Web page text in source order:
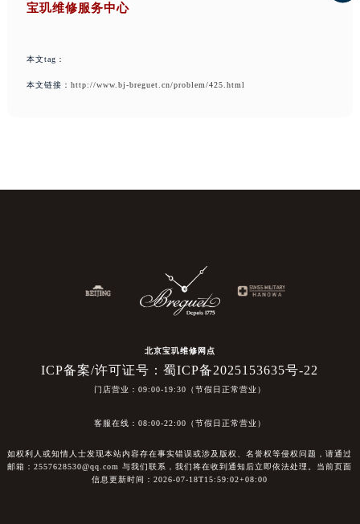
宝玑维修服务中心
本文tag：
本文链接： http://www.bj-breguet.cn/problem/425.html
北京宝玑维修网点
ICP备案/许可证号：蜀ICP备2025153635号-22
门店营业：09:00-19:30（节假日正常营业）
客服在线：08:00-22:00（节假日正常营业）
如权利人或知情人士发现本站内容存在事实错误或涉及版权、名誉权等侵权问题，请通过
邮箱：2557628530@qq.com 与我们联系，我们将在收到通知后立即依法处理。当前页面
信息更新时间：2026-07-18T15:59:02+08:00